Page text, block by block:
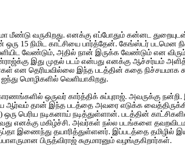
மீண்டு வருகிறது. எனக்கு எப்போதும் கன்னட
ஒரு 15 நிமிட காட்சியை பார்த்தேன். கேங்ஸ்டர்
வேண்டும், அதில் நான் இருக்க வேண்டும் என
இது முதல் படம் என்பது எனக்கு ஆச்சர்யம்
என தெரியவில்லை இந்த படத்தின் கதை
மொழிகளில் வெளியாகிறது.
ஒருவர் கார்த்திக் சுப்புராஜ். அவருக்கு
ஆர்வம் தான் இந்த படத்தை அவரை எடுக்க
ஒரு பெரிய நடிகனாய் நடித்துள்ளான். படத்தின்
எனக்கு மகிழ்ச்சி. அவர்கள் நல்ல படங்களை
இணைந்து தயாரித்துள்ளனர். இப்படத்தை தமிழில்
பிருத்விராஜ் சுகுமாரனும் வழங்குகிறார்கள்.